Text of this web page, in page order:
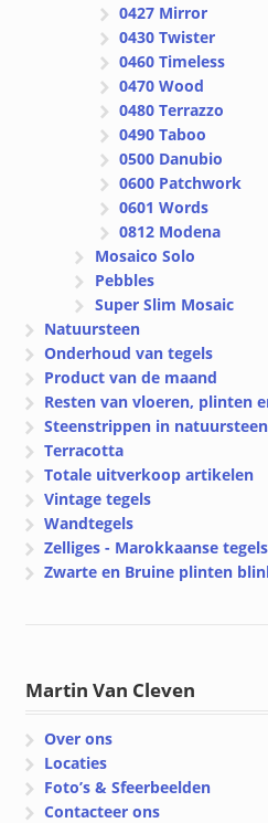
0427 Mirror
0430 Twister
0460 Timeless
0470 Wood
0480 Terrazzo
0490 Taboo
0500 Danubio
0600 Patchwork
0601 Words
0812 Modena
Mosaico Solo
Pebbles
Super Slim Mosaic
Natuursteen
Onderhoud van tegels
Product van de maand
Resten van vloeren, plinten
Steenstrippen in
Terracotta
Totale uitverkoop artikelen
Vintage tegels
Wandtegels
Zelliges - Marokkaanse tegels
Zwarte en Bruine plinten
Martin Van Cleven
Over ons
Locaties
Foto’s & Sfeerbeelden
Contacteer ons